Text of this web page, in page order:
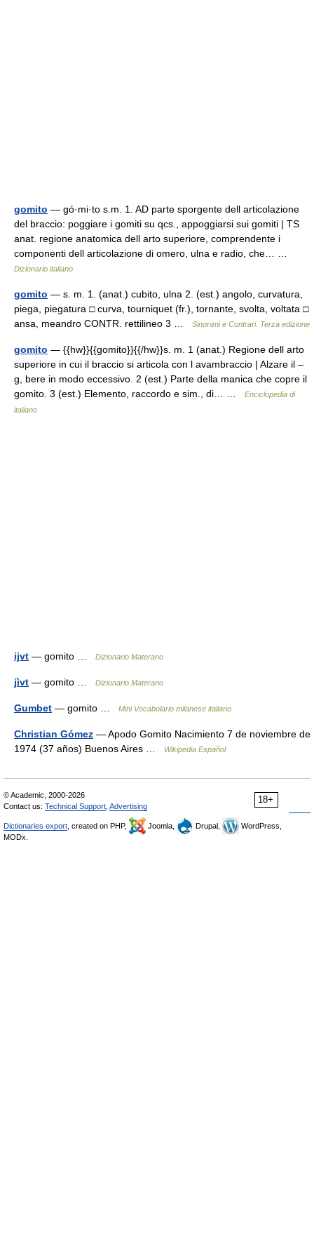
gomito — gó·mi·to s.m. 1. AD parte sporgente dell articolazione
del braccio: poggiare i gomiti su qcs., appoggiarsi sui gomiti | TS
anat. regione anatomica dell arto superiore, comprendente i
componenti dell articolazione di omero, ulna e radio, che… …
Dizionario italiano
gomito — s. m. 1. (anat.) cubito, ulna 2. (est.) angolo, curvatura,
piega, piegatura □ curva, tourniquet (fr.), tornante, svolta, voltata □
ansa, meandro CONTR. rettilineo 3 …
Sinonimi e Contrari. Terza edizione
gomito — {{hw}}{{gomito}}{{/hw}}s. m. 1 (anat.) Regione dell arto
superiore in cui il braccio si articola con l avambraccio | Alzare il –
g, bere in modo eccessivo. 2 (est.) Parte della manica che copre il
gomito. 3 (est.) Elemento, raccordo e sim., di… …
Enciclopedia di
italiano
ijvt — gomito … Dizionario Materano
jìvt — gomito … Dizionario Materano
Gumbet — gomito … Mini Vocabolario milanese italiano
Christian Gómez — Apodo Gomito Nacimiento 7 de noviembre de
1974 (37 años) Buenos Aires …
Wikipedia Español
18+
© Academic, 2000-2026
Contact us: Technical Support Advertising
Dictionaries export , created on PHP, Joomla, Drupal,
WordPress,
MODx.